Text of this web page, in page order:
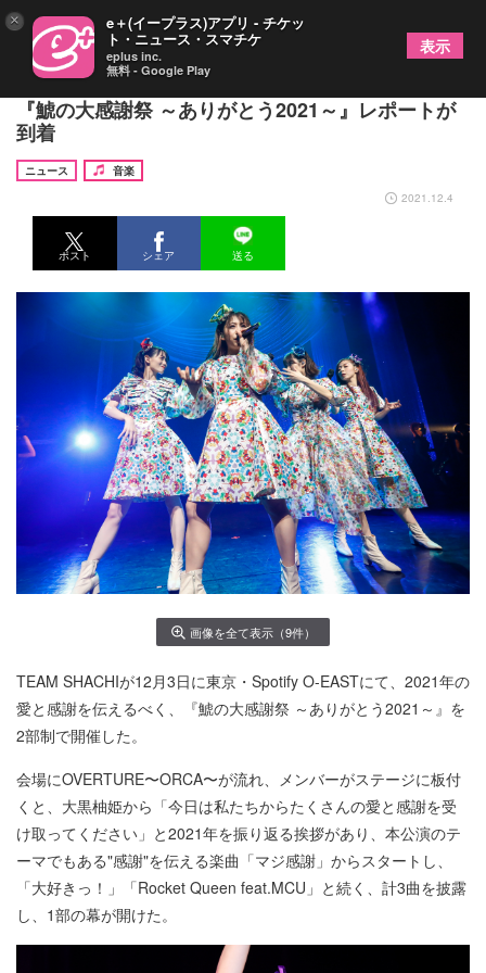
TEAM SHACHI、2021年の愛と感謝を詰め込んだ
『鯱の大感謝祭 ～ありがとう2021～』レポートが
到着
ニュース
音楽
2021.12.4
ポスト シェア 送る
画像を全て表示（9件）
TEAM SHACHIが12月3日に東京・Spotify O-EASTにて、2021年の
愛と感謝を伝えるべく、『鯱の大感謝祭 ～ありがとう2021～』を
2部制で開催した。
会場にOVERTURE〜ORCA〜が流れ、メンバーがステージに板付
くと、大黒柚姫から「今日は私たちからたくさんの愛と感謝を受
け取ってください」と2021年を振り返る挨拶があり、本公演のテ
ーマでもある"感謝"を伝える楽曲「マジ感謝」からスタートし、
「大好きっ！」「Rocket Queen feat.MCU」と続く、計3曲を披露
し、1部の幕が開けた。
× e＋(イープラス)アプリ - チケッ
ト・ニュース・スマチケ
eplus inc.
無料 - Google Play
表示